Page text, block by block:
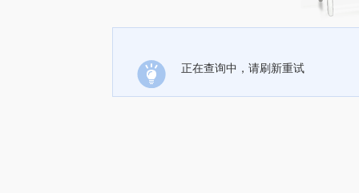
正在查询中，请刷新重试